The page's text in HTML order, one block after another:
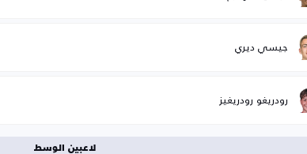
جيسي ديري
رودريغو رودريغيز
لاعبين الوسط